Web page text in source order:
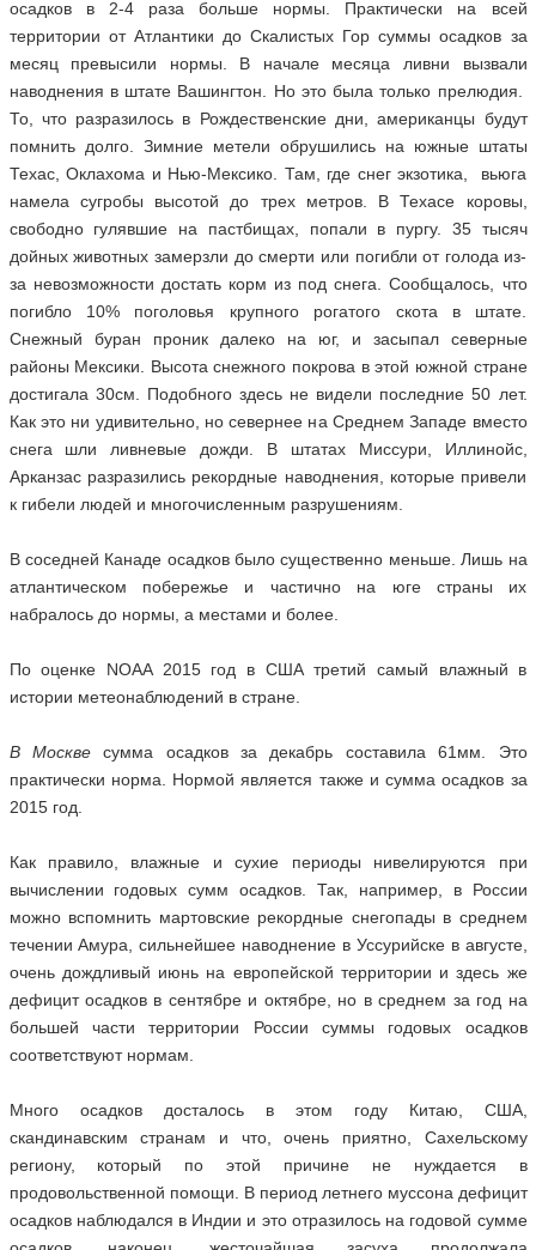
осадков в 2-4 раза больше нормы. Практически на всей
территории от Атлантики до Скалистых Гор суммы осадков за
месяц превысили нормы. В начале месяца ливни вызвали
наводнения в штате Вашингтон. Но это была только прелюдия.
То, что разразилось в Рождественские дни, американцы будут
помнить долго. Зимние метели обрушились на южные штаты
Техас, Оклахома и Нью-Мексико. Там, где снег экзотика, вьюга
намела сугробы высотой до трех метров. В Техасе коровы,
свободно гулявшие на пастбищах, попали в пургу. 35 тысяч
дойных животных замерзли до смерти или погибли от голода из-
за невозможности достать корм из под снега. Сообщалось, что
погибло 10% поголовья крупного рогатого скота в штате.
Снежный буран проник далеко на юг, и засыпал северные
районы Мексики. Высота снежного покрова в этой южной стране
достигала 30см. Подобного здесь не видели последние 50 лет.
Как это ни удивительно, но севернее на Среднем Западе вместо
снега шли ливневые дожди. В штатах Миссури, Иллинойс,
Арканзас разразились рекордные наводнения, которые привели
к гибели людей и многочисленным разрушениям.
В соседней Канаде осадков было существенно меньше. Лишь на
атлантическом побережье и частично на юге страны их
набралось до нормы, а местами и более.
По оценке NOAA 2015 год в США третий самый влажный в
истории метеонаблюдений в стране.
В Москвесумма осадков за декабрь составила 61мм. Это
практически норма. Нормой является также и сумма осадков за
2015 год.
Как правило, влажные и сухие периоды нивелируются при
вычислении годовых сумм осадков. Так, например, в России
можно вспомнить мартовские рекордные снегопады в среднем
течении Амура, сильнейшее наводнение в Уссурийске в августе,
очень дождливый июнь на европейской территории и здесь же
дефицит осадков в сентябре и октябре, но в среднем за год на
большей части территории России суммы годовых осадков
соответствуют нормам.
Много осадков досталось в этом году Китаю, США,
скандинавским странам и что, очень приятно, Сахельскому
региону, который по этой причине не нуждается в
продовольственной помощи. В период летнего муссона дефицит
осадков наблюдался в Индии и это отразилось на годовой сумме